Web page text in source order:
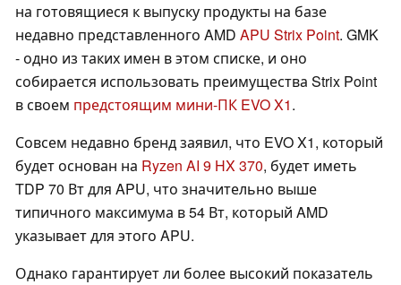
на готовящиеся к выпуску продукты на базе
недавно представленного AMD APU Strix Point. GMK
- одно из таких имен в этом списке, и оно
собирается использовать преимущества Strix Point
в своем предстоящим мини-ПК EVO X1.
Совсем недавно бренд заявил, что EVO X1, который
будет основан на Ryzen AI 9 HX 370, будет иметь
TDP 70 Вт для APU, что значительно выше
типичного максимума в 54 Вт, который AMD
указывает для этого APU.
Однако гарантирует ли более высокий показатель